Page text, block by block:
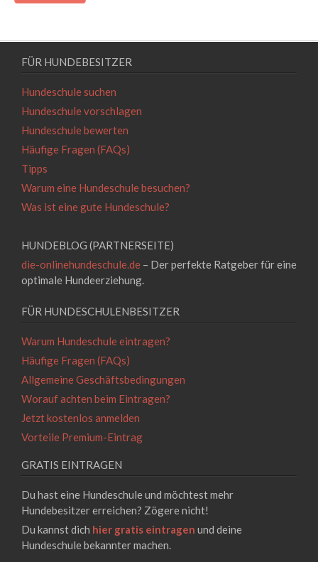
FÜR HUNDEBESITZER
Hundeschule suchen
Hundeschule vorschlagen
Hundeschule bewerten
Häufige Fragen (FAQs)
Tipps
Warum eine Hundeschule besuchen?
Was ist eine gute Hundeschule?
HUNDEBLOG (PARTNERSEITE)
die-onlinehundeschule.de – Der perfekte Ratgeber für eine
optimale Hundeerziehung.
FÜR HUNDESCHULENBESITZER
Warum Hundeschule eintragen?
Häufige Fragen (FAQs)
Allgemeine Geschäftsbedingungen
Worauf achten beim Eintragen?
Jetzt kostenlos anmelden
Vorteile Premium-Eintrag
GRATIS EINTRAGEN
Du hast eine Hundeschule und möchtest mehr
Hundebesitzer erreichen? Zögere nicht!
Du kannst dich hier gratis eintragen und deine
Hundeschule bekannter machen.